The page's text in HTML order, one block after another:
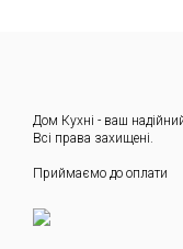
Дом Кухні - ваш
Всі права захищені.
Приймаємо до оплати